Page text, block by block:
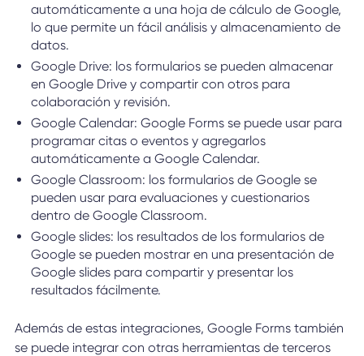
automáticamente a una hoja de cálculo de Google,
lo que permite un fácil análisis y almacenamiento de
datos.
Google Drive: los formularios se pueden almacenar
en Google Drive y compartir con otros para
colaboración y revisión.
Google Calendar: Google Forms se puede usar para
programar citas o eventos y agregarlos
automáticamente a Google Calendar.
Google Classroom: los formularios de Google se
pueden usar para evaluaciones y cuestionarios
dentro de Google Classroom.
Google slides: los resultados de los formularios de
Google se pueden mostrar en una presentación de
Google slides para compartir y presentar los
resultados fácilmente.
Además de estas integraciones, Google Forms también
se puede integrar con otras herramientas de terceros